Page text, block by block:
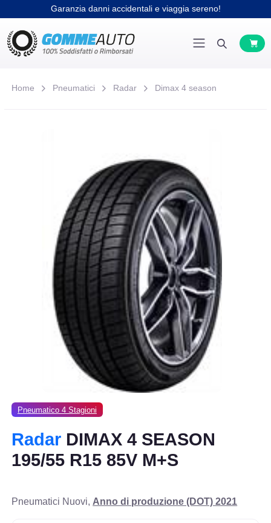
Garanzia danni accidentali e viaggia sereno!
Home Pneumatici Radar Dimax 4 season
Pneumatico 4 Stagioni
Radar DIMAX 4 SEASON
195/55 R15 85V M+S
Pneumatici Nuovi,Anno di produzione (DOT) 2021